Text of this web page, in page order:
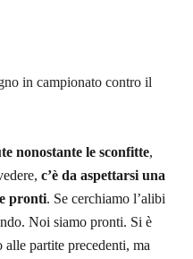
in campionato contro il
nonostante le sconfitte,
c’è da aspettarsi una
pronti. Se cerchiamo l’alibi
Noi siamo pronti. Si è
partite precedenti, ma